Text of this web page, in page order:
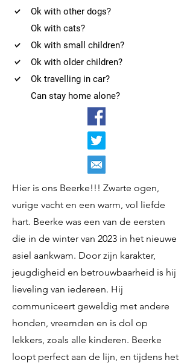
Ok with other dogs?
Ok with cats?
Ok with small children?
Ok with older children?
Ok travelling in car?
Can stay home alone?
Hier is ons Beerke!!! Zwarte ogen,
vurige vacht en een warm, vol liefde
hart. Beerke was een van de eersten
die in de winter van 2023 in het nieuwe
asiel aankwam. Door zijn karakter,
jeugdigheid en betrouwbaarheid is hij
lieveling van iedereen. Hij
communiceert geweldig met andere
honden, vreemden en is dol op
lekkers, zoals alle kinderen. Beerke
loopt perfect aan de lijn, en tijdens het